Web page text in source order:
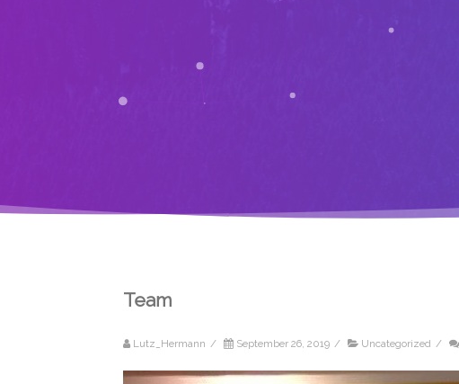
Team
Lutz_Hermann / September 26, 2019 / Uncategorized /